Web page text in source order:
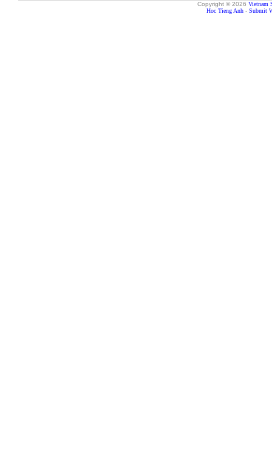
Copyright © 2026 Vietnam
Hoc Tieng Anh - Submit